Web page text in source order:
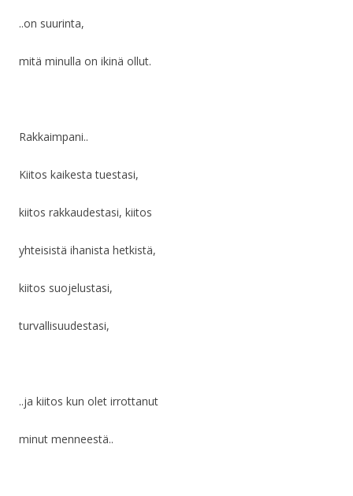
..on suurinta,
mitä minulla on ikinä ollut.
Rakkaimpani..
Kiitos kaikesta tuestasi,
kiitos rakkaudestasi, kiitos
yhteisistä ihanista hetkistä,
kiitos suojelustasi,
turvallisuudestasi,
..ja kiitos kun olet irrottanut
minut menneestä..